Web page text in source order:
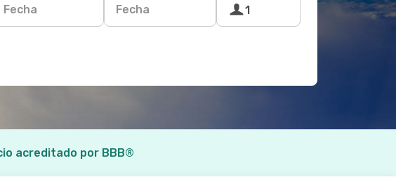
Fecha Fecha 1
acreditado por BBB®